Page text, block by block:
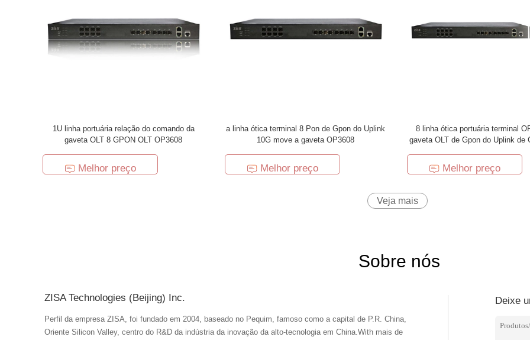
1U linha portuária relação do comando da
gaveta OLT 8 GPON OLT OP3608
Melhor preço
a linha ótica terminal 8 Pon de Gpon do Uplink
10G move a gaveta OP3608
Melhor preço
8 linha ótica portuária terminal
gaveta OLT de Gpon do Uplink de
Melhor preço
Veja mais
Sobre nós
ZISA Technologies (Beijing) Inc.
Perfil da empresa ZISA, foi fundado em 2004, baseado no Pequim, famoso como a capital de P.R. China,
Oriente Silicon Valley, centro do R&D da indústria da inovação da alto-tecnologia em China.With mais de
Deixe